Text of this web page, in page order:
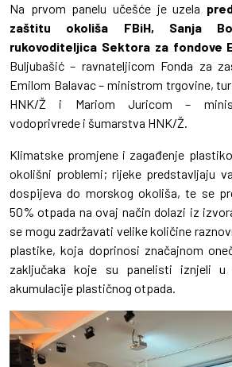
Na prvom panelu učešće je uzela
zaštitu okoliša FBiH, Sanja
rukovoditeljica Sektora za fondove
Buljubašić – ravnateljicom Fonda za
Emilom Balavac – ministrom trgovine,
HNK/Ž i Mariom Juricom –
vodoprivrede i šumarstva HNK/Ž.
Klimatske promjene i zagađenje
okolišni problemi; rijeke predstavljaju
dospijeva do morskog okoliša, te se
50% otpada na ovaj način dolazi iz
se mogu zadržavati velike količine
plastike, koja doprinosi značajnom
zaključaka koje su panelisti iznjeli u
akumulacije plastičnog otpada.